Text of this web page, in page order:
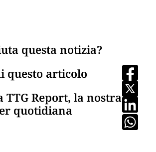
questa notizia?
questo articolo
Report, la nostra
quotidiana